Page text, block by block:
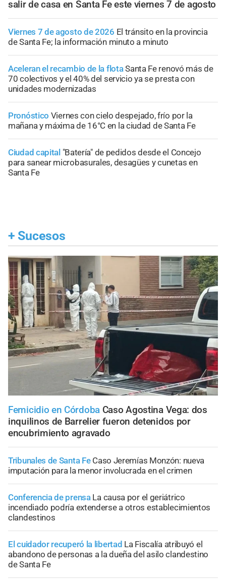
salir de casa en Santa Fe este viernes 7 de agosto
Viernes 7 de agosto de 2026 El tránsito en la provincia
de Santa Fe; la información minuto a minuto
Aceleran el recambio de la flotaSanta Fe renovó más de
70 colectivos y el 40% del servicio ya se presta con
unidades modernizadas
Pronóstico Viernes con cielo despejado, frío por la
mañana y máxima de 16°C en la ciudad de Santa Fe
Ciudad capital "Batería" de pedidos desde el Concejo
para sanear microbasurales, desagües y cunetas en
Santa Fe
+ Sucesos
Femicidio en Córdoba Caso Agostina Vega: dos
inquilinos de Barrelier fueron detenidos por
encubrimiento agravado
Tribunales de Santa Fe Caso Jeremías Monzón: nueva
imputación para la menor involucrada en el crimen
Conferencia de prensa La causa por el geriátrico
incendiado podría extenderse a otros establecimientos
clandestinos
El cuidador recuperó la libertad La Fiscalía atribuyó el
abandono de personas a la dueña del asilo clandestino
de Santa Fe